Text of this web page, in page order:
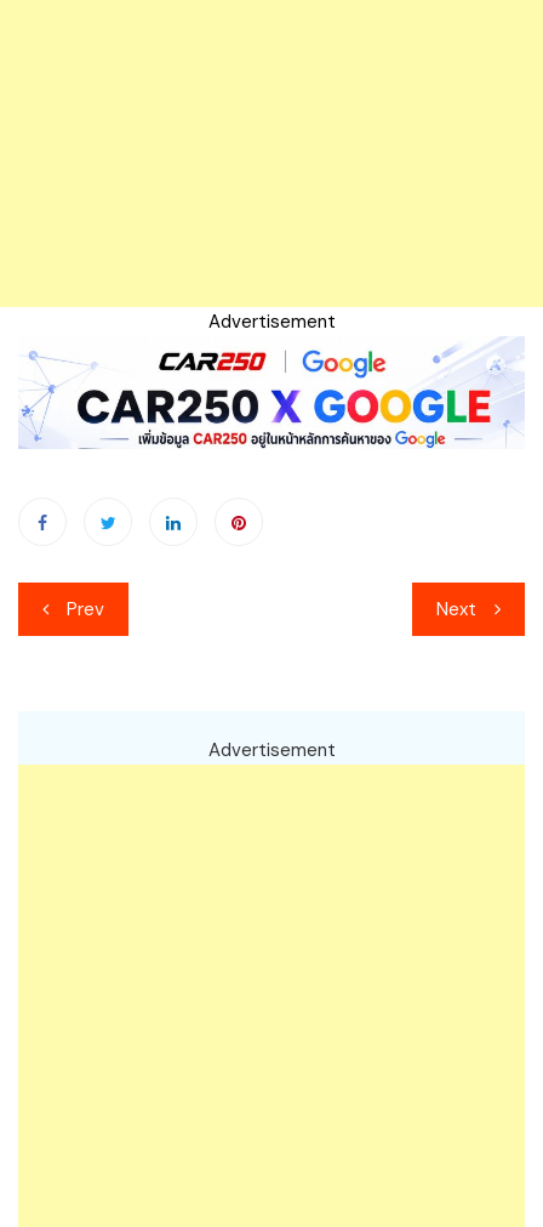
Advertisement
เมนู
นำทาง
Prev Next
Advertisement